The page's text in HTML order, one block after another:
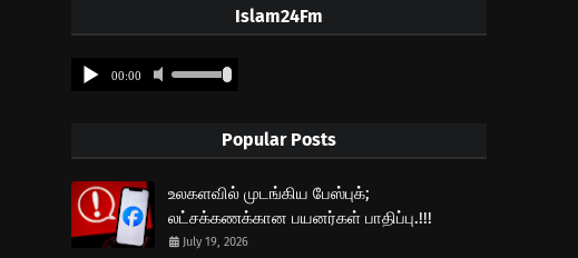
Islam24Fm
Popular Posts
உலகளவில் முடங்கிய பேஸ்புக்;
லட்சக்கணக்கான பயனர்கள் பாதிப்பு.!!!
July 19, 2026